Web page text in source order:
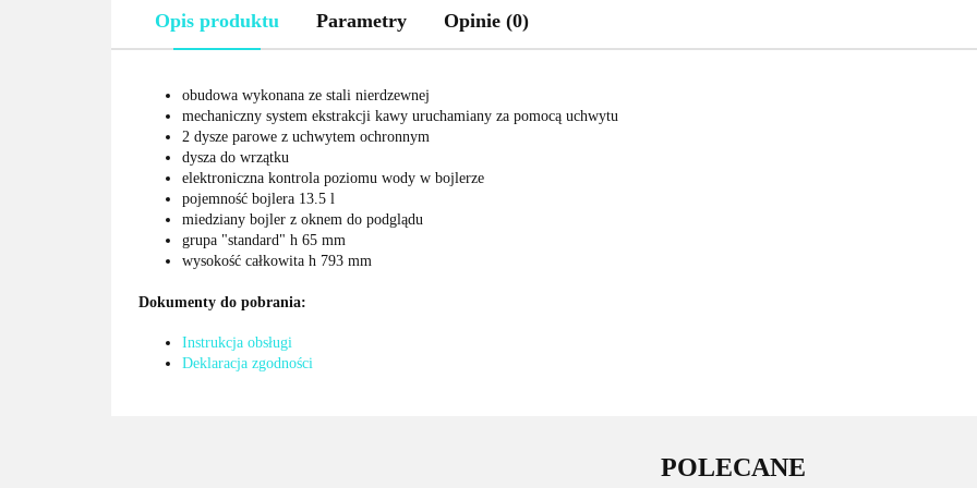
Opis produktu Parametry Opinie (0)
obudowa wykonana ze stali nierdzewnej
mechaniczny system ekstrakcji kawy uruchamiany za pomocą uchwytu
2 dysze parowe z uchwytem ochronnym
dysza do wrzątku
elektroniczna kontrola poziomu wody w bojlerze
pojemność bojlera 13.5 l
miedziany bojler z oknem do podglądu
grupa "standard" h 65 mm
wysokość całkowita h 793 mm
Dokumenty do pobrania:
Instrukcja obsługi
Deklaracja zgodności
POLECANE